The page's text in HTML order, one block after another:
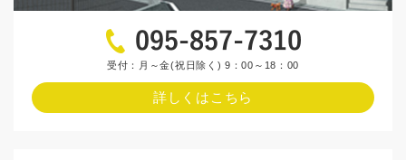
受付：月～金(祝日除く) 9：00～18：00
詳しくはこちら